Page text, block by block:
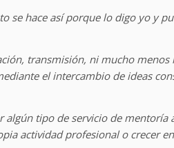
se hace así porque lo digo yo y
transmisión, ni mucho
el intercambio de ideas
tipo de servicio de mentoría
actividad profesional o crecer